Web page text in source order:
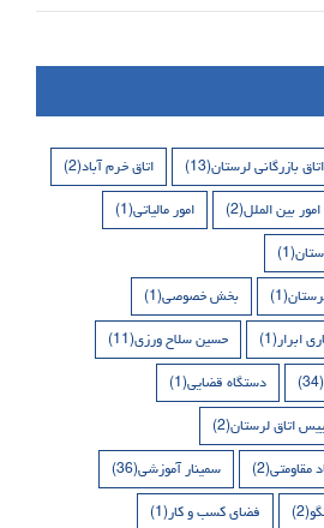
اتاق بازرگانی لرستان(13) اتاق خرم آباد(2)
امور بین الملل(2) امور مالیاتی(1)
(1)
(1) بخش خصوصی(1)
ابرار(1) حسین سلاح ورزی(11)
(34) دستگاه قضایی(1)
اتاق لرستان(2)
مقاومتی(2) سمینار آموزشی(36)
(2) فضای کسب و کار(1)